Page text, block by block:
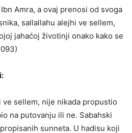
Amra, a ovaj prenosi od svoga
sallallahu alejhi ve sellem,
jahaćoj životinji onako kako se
ve sellem, nije nikada propustio
na putovanju ili ne. Sabahski
sunneta. U hadisu koji